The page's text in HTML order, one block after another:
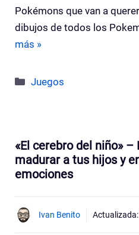
Pokémons que van a
dibujos de todos los
más »
Categorías
Juegos
«El cerebro del niño»
madurar a tus hijos y
emociones
Ivan Benito Actualizada: